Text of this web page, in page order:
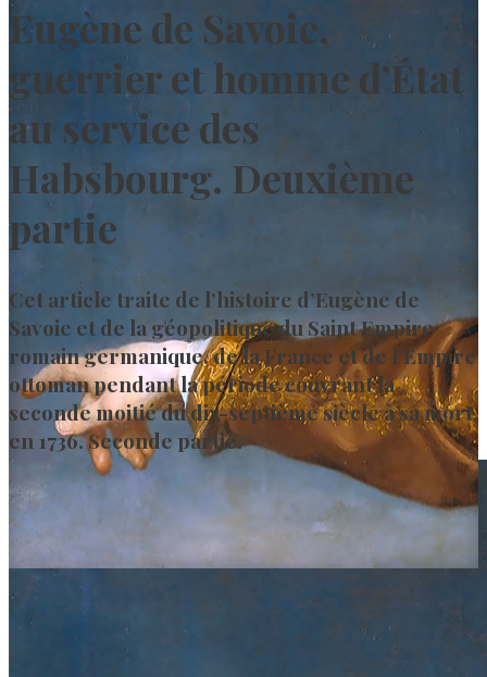
Eugène de Savoie,
guerrier et homme d’État
au service des
Habsbourg. Deuxième
partie
Cet article traite de l’histoire d’Eugène de
Savoie et de la géopolitique du Saint Empire
romain germanique, de la France et de l’Empire
ottoman pendant la période couvrant la
seconde moitié du dix-septième siècle à sa mort
en 1736. Seconde partie.